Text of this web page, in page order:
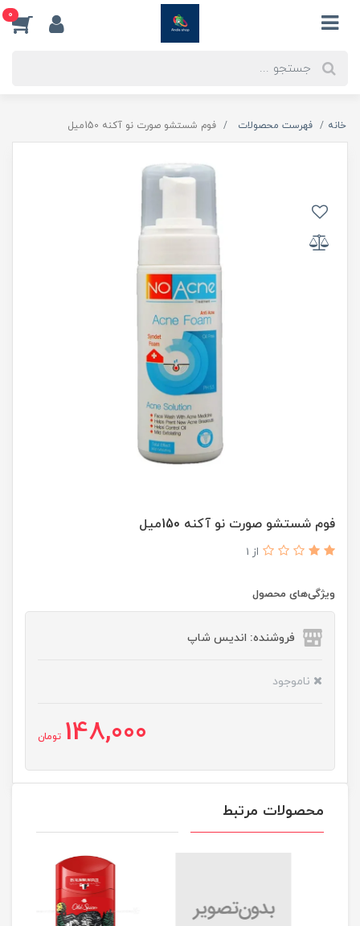
0
خانه فهرست محصولات فوم شستشو صورت نو آکنه 150میل
فوم شستشو صورت نو آکنه 150میل
از 1
ویژگی‌های محصول
فروشنده: اندیس شاپ
ناموجود
148,000 تومان
محصولات مرتبط